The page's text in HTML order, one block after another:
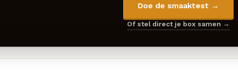
Doe de smaaktest →
Of stel direct je box samen →